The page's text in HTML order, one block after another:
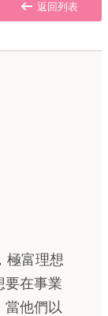
返回列表
極富理想
要在事業
當他們以